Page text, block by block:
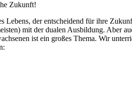
Zukunft!
Lebens, der entscheidend für ihre
mit der dualen Ausbildung. Aber
ist ein großes Thema. Wir